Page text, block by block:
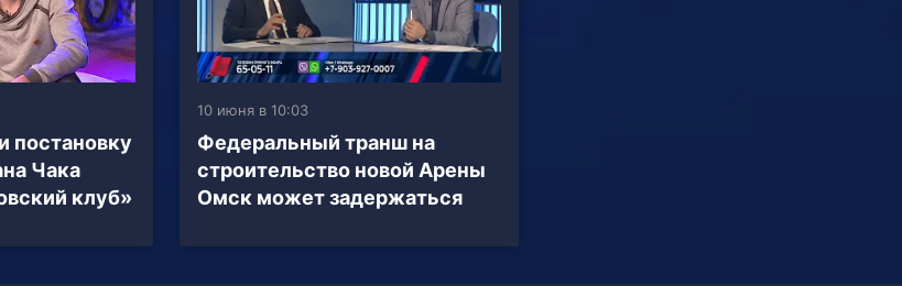
постановку
Чака
клуб»
10 июня в 10:03
Федеральный транш на
строительство новой Арены
Омск может задержаться